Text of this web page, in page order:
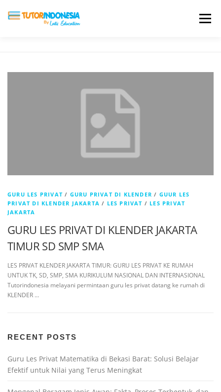
Menu
TESTIMONI PROFIL ALUMNI
DAFTAR SEKOLAH
GURU LES PRIVAT / GURU PRIVAT DI KLENDER / GUUR LES
PRIVAT DI KLENDER JAKARTA / LES PRIVAT / LES PRIVAT
JAKARTA
GURU LES PRIVAT DI KLENDER JAKARTA
TIMUR SD SMP SMA
LES PRIVAT KLENDER JAKARTA TIMUR: GURU LES PRIVAT KE RUMAH
UNTUK TK, SD, SMP, SMA KURIKULUM NASIONAL DAN INTERNASIONAL
Tutorindonesia melayani permintaan guru les privat datang ke rumah di
KLENDER …
RECENT POSTS
Guru Les Privat Matematika di Bekasi Barat: Solusi Belajar
Efektif untuk Nilai yang Terus Meningkat